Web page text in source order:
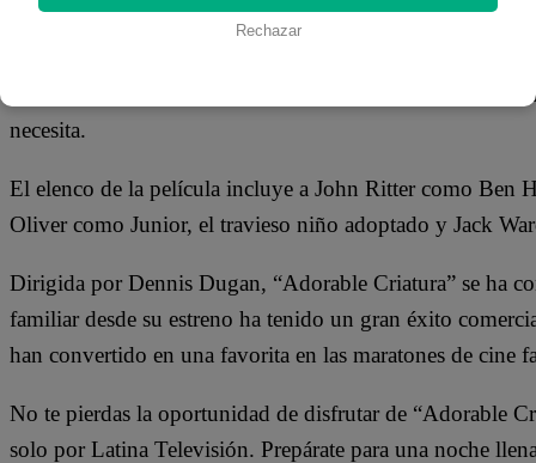
“Adorable Criatura 1” (titulada originalmente “Problem
numerosos problemas que Junior causa, Ben y su
necesita.
El elenco de la película incluye a John Ritter como Ben
Oliver como Junior, el travieso niño adoptado y Jack
Dirigida por Dennis Dugan, “Adorable Criatura” se ha
familiar desde su estreno ha tenido un gran éxito
han convertido en una favorita en las maratones de cine
No te pierdas la oportunidad de disfrutar de “Adorable
solo por Latina Televisión. Prepárate para una noche
Rechazar